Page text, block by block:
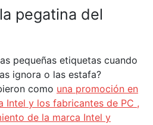
pegatina del
pequeñas etiquetas cuando
ignora o las estafa?
como una promoción en
Intel y los fabricantes de PC ,
de la marca Intel y